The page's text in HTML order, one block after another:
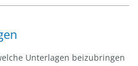
Unterlagen beizubringen